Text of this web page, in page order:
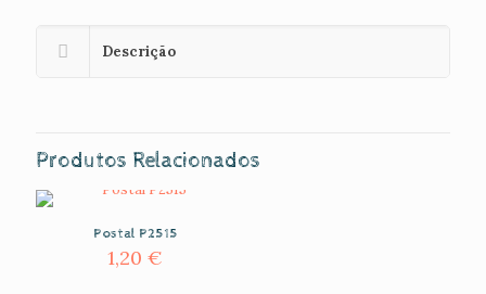
Descrição
Produtos Relacionados
Postal P2515
1,20€